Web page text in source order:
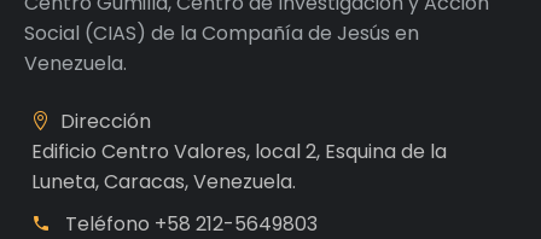
Social (CIAS) de la Compañía de Jesús en
Venezuela.
Dirección
Edificio Centro Valores, local 2, Esquina de la
Luneta, Caracas, Venezuela.
Teléfono +58 212-5649803